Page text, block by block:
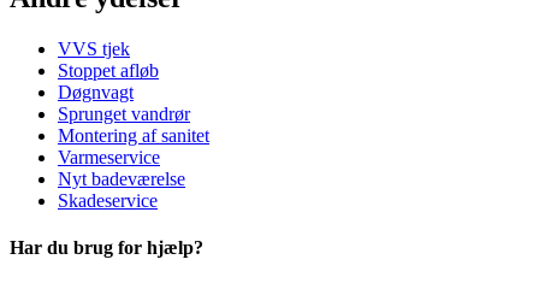
VVS tjek
Stoppet afløb
Døgnvagt
Sprunget vandrør
Montering af sanitet
Varmeservice
Nyt badeværelse
Skadeservice
Har du brug for hjælp?